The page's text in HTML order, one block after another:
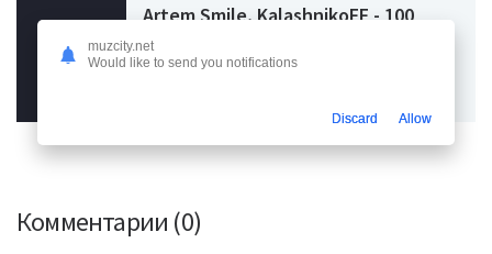
Artem Smile, KalashnikoFF - 100
карат
Узбекские и казахские песни, 23.06.25
Комментарии (0)
muzcity.net
Would like to send you notifications
Discard Allow